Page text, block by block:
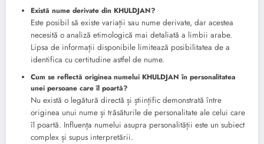
Există nume derivate din KHULDJAN?
Este posibil să existe variații sau nume derivate, dar acestea
necesită o analiză etimologică mai detaliată a limbii arabe.
Lipsa de informații disponibile limitează posibilitatea de a
identifica cu certitudine astfel de nume.
Cum se reflectă originea numelui KHULDJAN în personalitatea
unei persoane care îl poartă?
Nu există o legătură directă și științific demonstrată între
originea unui nume și trăsăturile de personalitate ale celui care
îl poartă. Influența numelui asupra personalității este un subiect
complex și supus interpretării.